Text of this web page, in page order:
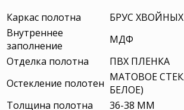
Каркас полотна
БРУС
Внутреннее
заполнение
МДФ
Отделка полотна
ПВХ ПЛЕНКА
Остекление полотен МАТОВОЕ
БЕЛОЕ)
Толщина полотна
36-38 ММ